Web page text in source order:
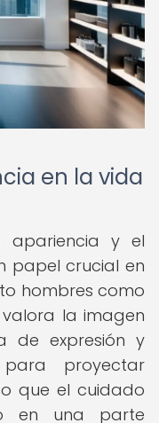
en la vida
apariencia y el
papel crucial en
hombres como
valora la imagen
de expresión y
proyectar
que el cuidado
en una parte